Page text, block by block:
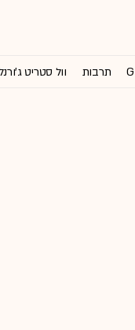
תרבות וול סטריט